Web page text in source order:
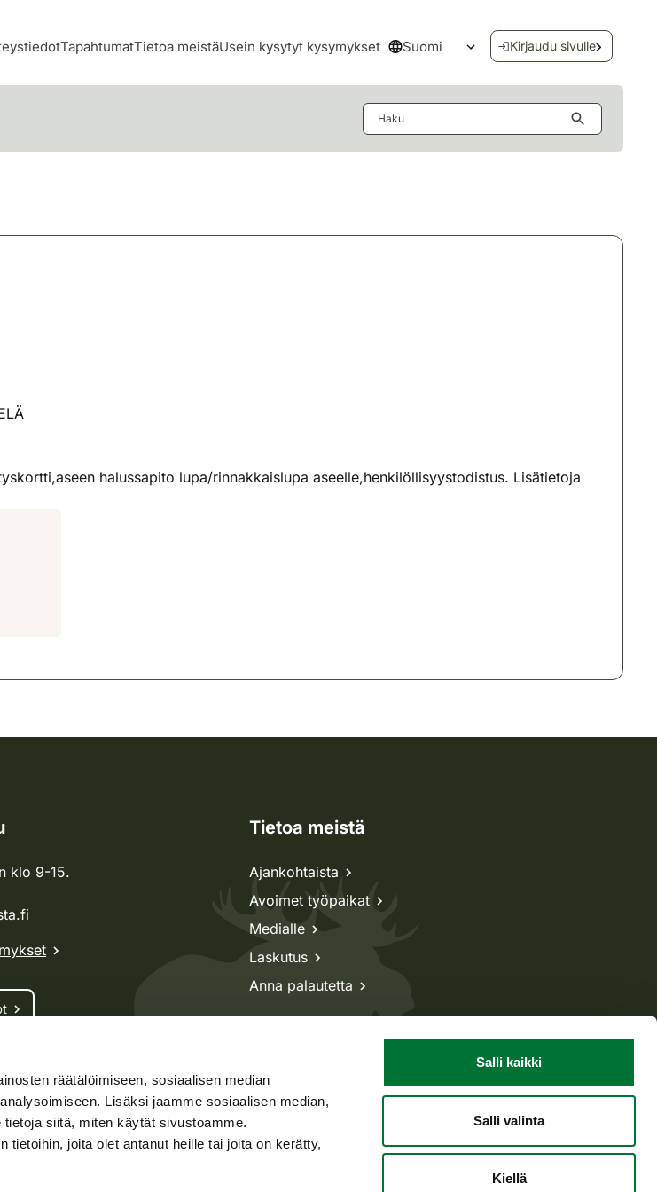
räätälöimiseen, sosiaalisen median
Lisäksi jaamme sosiaalisen median,
siitä, miten käytät sivustoamme.
tietoihin, joita olet antanut heille tai joita on kerätty,
Salli kaikki
Salli valinta
Kiellä
TapahtumatTietoa meistäUsein kysytyt kysymykset Suomi
Avaa kielivalikko
Kirjaudu sivulle
halussapito lupa/rinnakkaislupa aseelle,henkilöllisyystodistus. Lisätietoja
klo 9-15.
Tietoa meistä
Ajankohtaista
Avoimet työpaikat
Medialle
Laskutus
Anna palautetta